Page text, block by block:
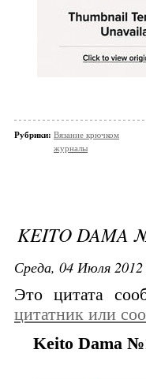
Рубрики: Вязание крючком
журналы
KEITO DAMA
Среда, 04 Июля
Это цитата
цитатник или
Keito Dama